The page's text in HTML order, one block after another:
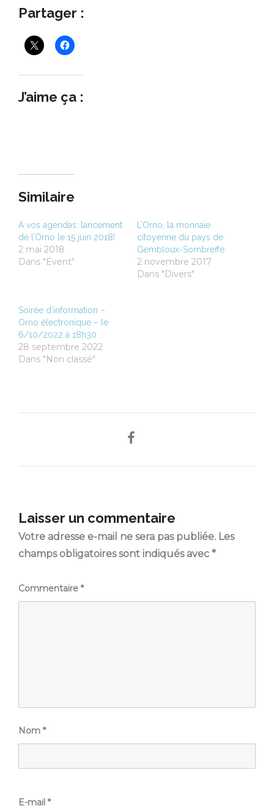
Partager :
J’aime ça :
Similaire
A vos agendas: lancement
de l’Orno le 15 juin 2018!
2 mai 2018
Dans "Event"
L’Orno, la monnaie
citoyenne du pays de
Gembloux-Sombreffe
2 novembre 2017
Dans "Divers"
Soirée d’information –
Orno électronique – le
6/10/2022 à 18h30
28 septembre 2022
Dans "Non classé"
Laisser un commentaire
Votre adresse e-mail ne sera pas publiée. Les
champs obligatoires sont indiqués avec *
Commentaire *
Nom *
E-mail *